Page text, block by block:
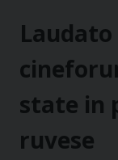
Laudato
state in
ruvese